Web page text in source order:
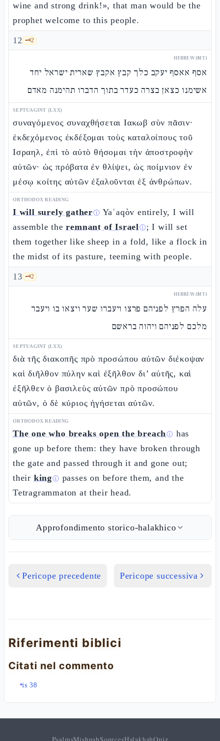
wine and strong drink!», that man would be the
prophet welcome to this people.
12 🗝️2
HEBREW (MT)
אסף אאסף יעקב כלך קבץ אקבץ שארית ישראל יחד
אשימנו כצאן בצרה כעדר בתוך הדברו תהימנה מאדם
SEPTUAGINT (LXX)
συναγόμενος συναχθήσεται Ιακωβ σὺν πᾶσιν·
ἐκδεχόμενος ἐκδέξομαι τοὺς καταλοίπους τοῦ
Ισραηλ, ἐπὶ τὸ αὐτὸ θήσομαι τὴν ἀποστροφὴν
αὐτῶν· ὡς πρόβατα ἐν θλίψει, ὡς ποίμνιον ἐν
μέσῳ κοίτης αὐτῶν ἐξαλοῦνται ἐξ ἀνθρώπων.
ORTHODOX READING
I will surely gatherⓘ Yaʿaqòv entirely, I will
assemble theremnant of Israelⓘ; I will set
them together like sheep in a fold, like a flock in
the midst of its pasture, teeming with people.
13 🗝️2
HEBREW (MT)
עלה הפרץ לפניהם פרצו ויעברו שער ויצאו בו ויעבר
מלכם לפניהם ויהוה בראשם
SEPTUAGINT (LXX)
διὰ τῆς διακοπῆς πρὸ προσώπου αὐτῶν διέκοψαν
καὶ διῆλθον πύλην καὶ ἐξῆλθον δι’ αὐτῆς, καὶ
ἐξῆλθεν ὁ βασιλεὺς αὐτῶν πρὸ προσώπου
αὐτῶν, ὁ δὲ κύριος ἡγήσεται αὐτῶν.
ORTHODOX READING
The one who breaks open the breachⓘ has
gone up before them: they have broken through
the gate and passed through it and gone out;
their kingⓘ passes on before them, and the
Tetragrammaton at their head.
Approfondimento storico-halakhico
Pericope precedente Pericope successiva
Riferimenti biblici
Citati nel commento
is 38